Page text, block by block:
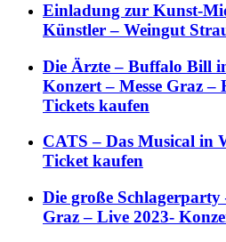
Einladung zur Kunst-
Künstler – Weingut
Die Ärzte – Buffalo Bill
Konzert – Messe Graz
Tickets kaufen
CATS – Das Musical in
Ticket kaufen
Die große
Graz – Live 2023-